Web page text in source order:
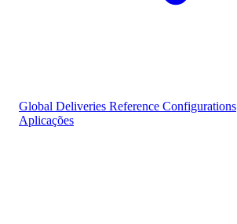
Global Deliveries Reference Configurations
Aplicações